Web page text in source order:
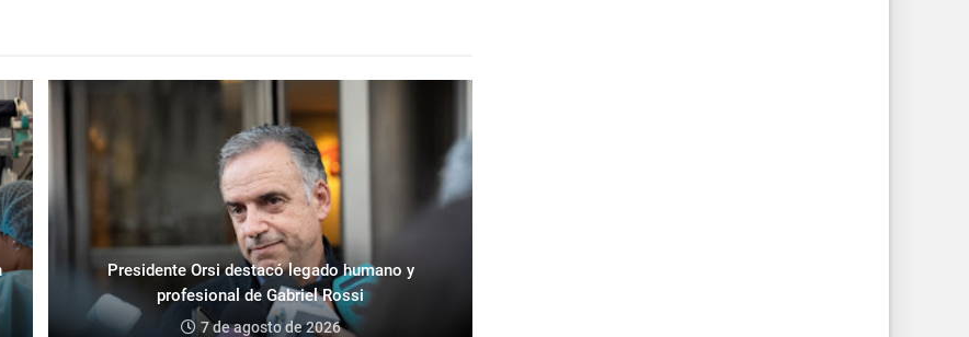
Presidente Orsi destacó legado humano y
profesional de Gabriel Rossi
7 de agosto de 2026